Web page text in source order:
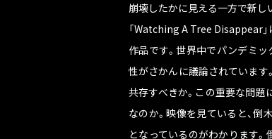
崩壊したかに見える一方で新し
「Watching A Tree Disappear
作品です。世界中でパンデミ
性がさかんに議論されていま
共存すべきか。この重要な問
なのか。映像を見ていると、
となっているのがわかります